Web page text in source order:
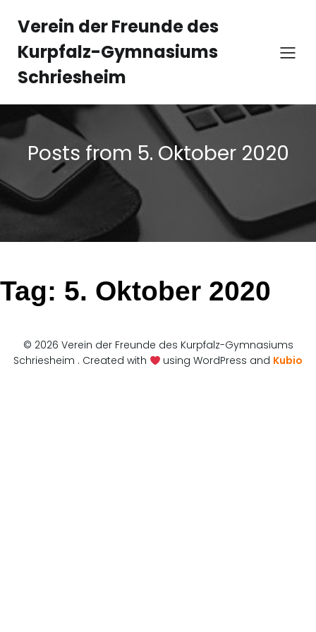
Inhalt
springen
Verein der Freunde des
Kurpfalz-Gymnasiums
Schriesheim
Posts from 5. Oktober 2020
Tag: 5. Oktober 2020
© 2026 Verein der Freunde des Kurpfalz-Gymnasiums
Schriesheim . Created with
using WordPress and Kubio